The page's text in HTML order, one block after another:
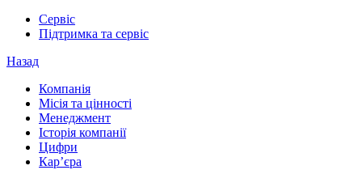
Сервіс
Підтримка та сервіс
Назад
Компанія
Місія та цінності
Менеджмент
Історія компанії
Цифри
Кар’єра